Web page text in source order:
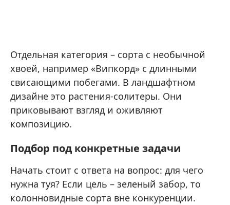
Отдельная категория – сорта с необычной
хвоей, например «Випкорд» с длинными
свисающими побегами. В ландшафтном
дизайне это растения-солитеры. Они
приковывают взгляд и оживляют
композицию.
Подбор под конкретные задачи
Начать стоит с ответа на вопрос: для чего
нужна туя? Если цель – зеленый забор, то
колонновидные сорта вне конкуренции.